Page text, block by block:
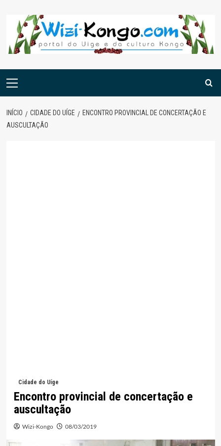
content
Menu
INÍCIO CIDADE DO UÍGE
ENCONTRO PROVINCIAL DE CONCERTAÇÃO E
AUSCULTAÇÃO
Cidade do Uíge
Encontro provincial de concertação e
auscultação
Wizi-Kongo 08/03/2019